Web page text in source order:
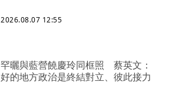
2026.08.07 12:55
罕曬與藍營饒慶玲同框照 蔡英文：
好的地方政治是終結對立、彼此接力